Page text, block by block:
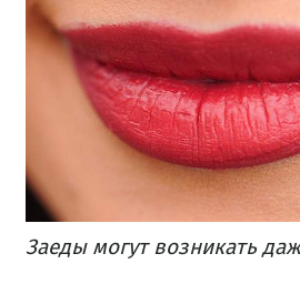
Заеды могут возникать